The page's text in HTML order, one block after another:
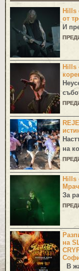
Hills
от
И
Hills
на
Hills
За
на
В